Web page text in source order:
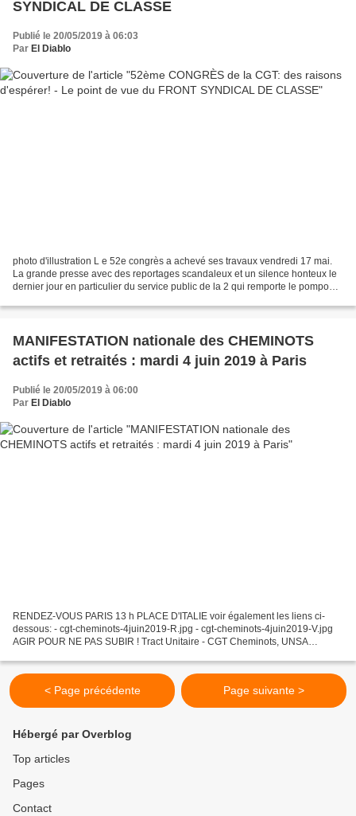
SYNDICAL DE CLASSE
Publié le 20/05/2019 à 06:03
Par El Diablo
photo d'illustration L e 52e congrès a achevé ses travaux vendredi 17 mai.
La grande presse avec des reportages scandaleux et un silence honteux le
dernier jour en particulier du service public de la 2 qui remporte le pompon
MANIFESTATION nationale des CHEMINOTS
actifs et retraités : mardi 4 juin 2019 à Paris
Publié le 20/05/2019 à 06:00
Par El Diablo
RENDEZ-VOUS PARIS 13 h PLACE D'ITALIE voir également les liens ci-
dessous: - cgt-cheminots-4juin2019-R.jpg - cgt-cheminots-4juin2019-V.jpg
AGIR POUR NE PAS SUBIR ! Tract Unitaire - CGT Cheminots, UNSA
< Page précédente Page suivante >
Hébergé par Overblog
Top articles
Pages
Contact